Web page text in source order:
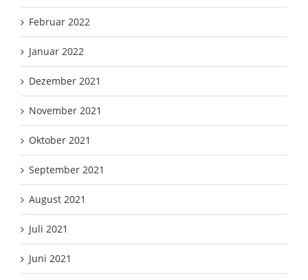
Februar 2022
Januar 2022
Dezember 2021
November 2021
Oktober 2021
September 2021
August 2021
Juli 2021
Juni 2021